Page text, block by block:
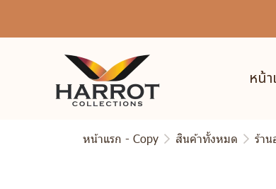
หน้
หน้าแรก - Copy สินค้าทั้งหมด ร้าน